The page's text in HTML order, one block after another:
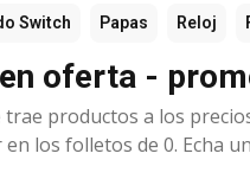
Switch Papas Reloj
oferta -
productos a los
los folletos de 0. Echa